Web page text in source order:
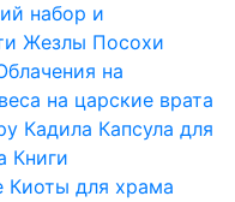
набор и
Жезлы Посохи
на
на царские врата
Кадила Капсула для
Книги
Киоты для храма